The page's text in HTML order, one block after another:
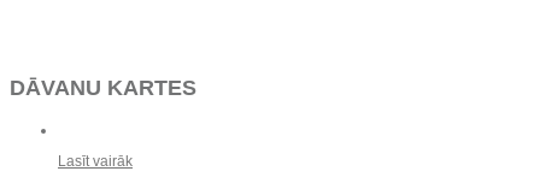
DĀVANU KARTES
Lasīt vairāk